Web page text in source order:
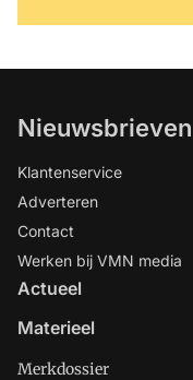
Nieuwsbrieven
Klantenservice
Adverteren
Contact
Werken bij VMN media
Actueel
Materieel
Merkdossier